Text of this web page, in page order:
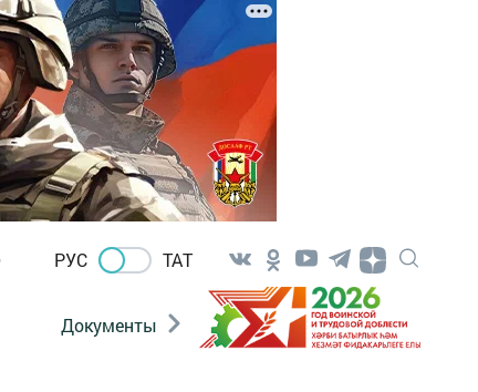
РУС ТАТ
Документы Патриотизм